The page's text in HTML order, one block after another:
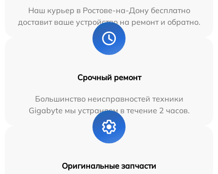
Наш курьер в Ростове-на-Дону бесплатно
доставит ваше устройство на ремонт и обратно.
Срочный ремонт
Большинство неисправностей техники
Gigabyte мы устраняем в течение 2 часов.
Оригинальные запчасти